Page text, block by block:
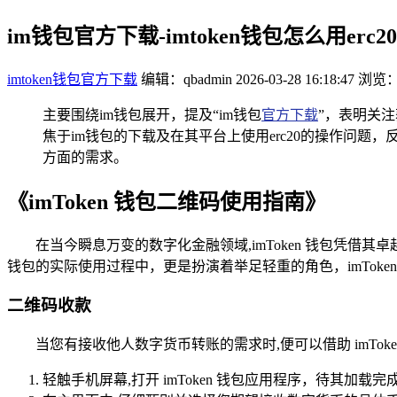
im钱包官方下载-imtoken钱包怎么用erc20
imtoken钱包官方下载 编辑：qbadmin 2026-03-28 16:18:47 浏览
主要围绕im钱包展开，提及“im钱包官方下载”，表明关
焦于im钱包的下载及在其平台上使用erc20的操作问题
方面的需求。
《imToken 钱包二维码使用指南》
在当今瞬息万变的数字化金融领域,imToken 钱包凭借其
钱包的实际使用过程中，更是扮演着举足轻重的角色，
二维码收款
当您有接收他人数字货币转账的需求时,便可以借助
轻触手机屏幕,打开 imToken 钱包应用程序，待其加载完